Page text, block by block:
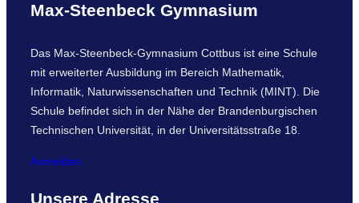
Max-Steenbeck Gymnasium
Das Max-Steenbeck-Gymnasium Cottbus ist eine Schule
mit erweiterter Ausbildung im Bereich Mathematik,
Informatik, Naturwissenschaften und Technik (MINT). Die
Schule befindet sich in der Nähe der Brandenburgischen
Technischen Universität, in der Universitätsstraße 18.
Anmelden
Unsere Adresse